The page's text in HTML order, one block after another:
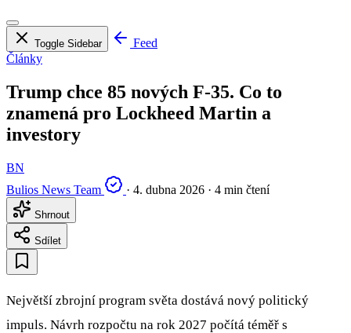
Toggle Sidebar
Feed
Články
Trump chce 85 nových F-35. Co to
znamená pro Lockheed Martin a
investory
BN
Bulios News Team
· 4. dubna 2026 · 4 min čtení
Shrnout
Sdílet
Největší zbrojní program světa dostává nový politický
impuls. Návrh rozpočtu na rok 2027 počítá téměř s